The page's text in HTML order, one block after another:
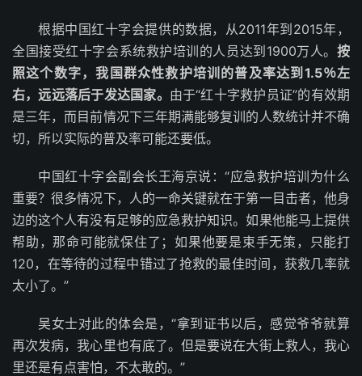
根据中国红十字会提供的数据，从2011年到2015年，
全国接受红十字会系统救护培训的人员达到1900万人。 按
照这个数字，我国群众性救护培训的普及率达到1.5％左
右，远远落后于发达国家。 由于“红十字救护员证”的有效期
是三年，而目前情况下三年期满能够复训的人数统计并不确
切，所以实际的普及率可能还要低。
中国红十字会副会长王海京说：“应急救护培训为什么
重要？很多情况下，人的一命关键就在于第一目击者，他身
边的这个人有没有足够的应急救护知识。如果他能马上提供
帮助，那命可能就保住了；如果他要是束手无策，只能打
120，在等待的过程中错过了抢救的最佳时间，获救几率就
太小了。”
吴女士对此的体会是，“拿到证书以后，感觉爷爷就算
再次发病，我心里也有底了。但是要说在大街上救人，我心
里还是有点害怕，不太敢的。”